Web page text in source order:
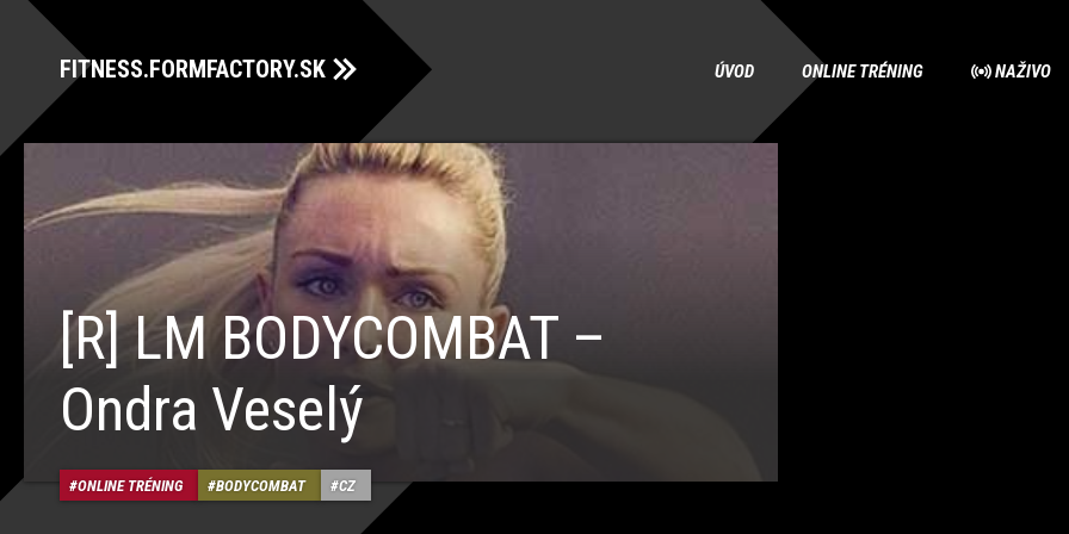
FITNESS.FORMFACTORY.SK ÚVOD ONLINE TRÉNING NAŽIVO
[R] LM BODYCOMBAT –
Ondra Veselý
ONLINE TRÉNING BODYCOMBAT CZ